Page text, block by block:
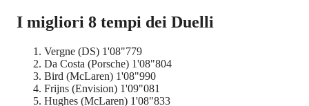
I migliori 8 tempi dei Duelli
Vergne (DS) 1'08"779
Da Costa (Porsche) 1'08"804
Bird (McLaren) 1'08"990
Frijns (Envision) 1'09"081
Hughes (McLaren) 1'08"833